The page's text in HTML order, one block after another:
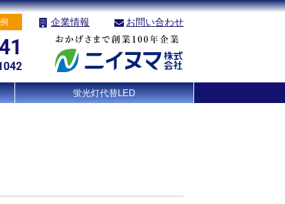
企業情報 お問い合わせ
蛍光灯代替LED